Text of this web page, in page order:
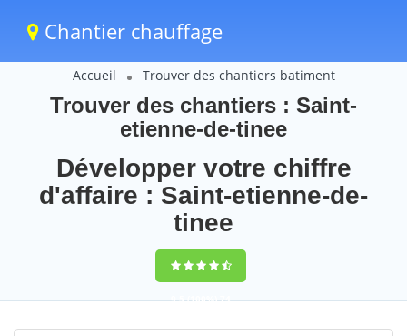
Chantier chauffage
Accueil Trouver des chantiers batiment
Trouver des chantiers : Saint-
etienne-de-tinee
Développer votre chiffre
d'affaire : Saint-etienne-de-
tinee
9,5(100%)74
votes